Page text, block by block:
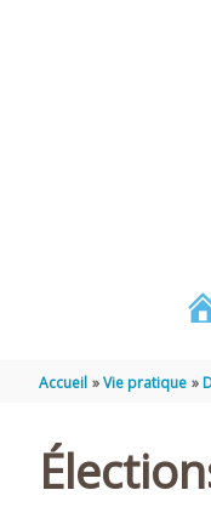
Accueil Vie pratique